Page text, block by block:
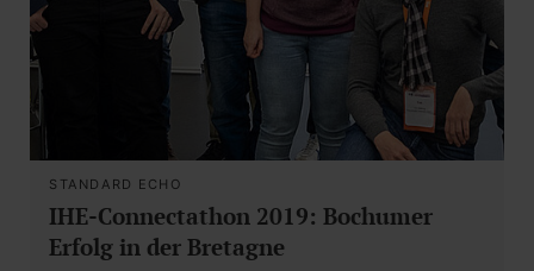
STANDARD ECHO
IHE-Connectathon 2019: Bochumer
Erfolg in der Bretagne